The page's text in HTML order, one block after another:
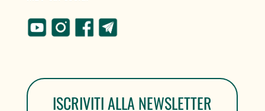
ISCRIVITI ALLA NEWSLETTER